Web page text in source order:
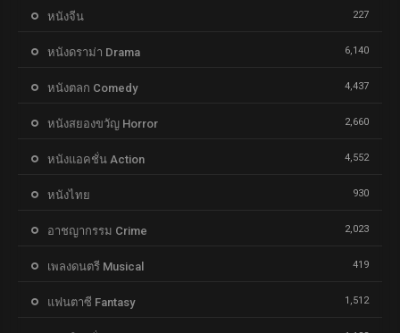
หนังจีน 227
หนังดราม่า Drama 6,140
หนังตลก Comedy 4,437
หนังสยองขวัญ Horror 2,660
หนังแอคชั่น Action 4,552
หนังไทย 930
อาชญากรรม Crime 2,023
เพลงดนตรี Musical 419
แฟนตาซี Fantasy 1,512